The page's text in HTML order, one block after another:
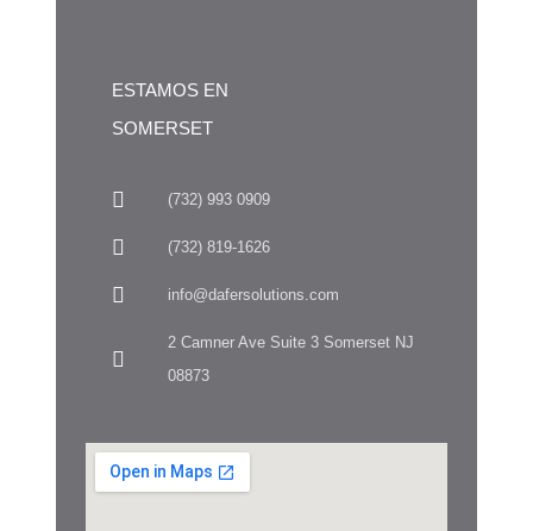
ESTAMOS EN
SOMERSET
(732) 993 0909
(732) 819-1626
info@dafersolutions.com
2 Camner Ave Suite 3 Somerset NJ
08873